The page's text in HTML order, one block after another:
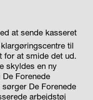
at sende kasseret
til
for at smide det ud.
skyldes en ny
Forenede
De Forenede
arbejdstøj